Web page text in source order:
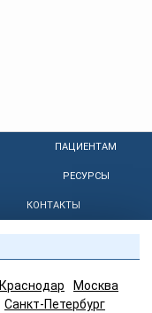
ПАЦИЕНТАМ
РЕСУРСЫ
КОНТАКТЫ
Краснодар
Москва
Санкт-Петербург